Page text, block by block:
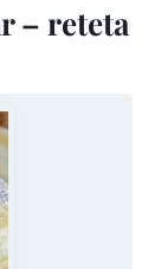
– reteta